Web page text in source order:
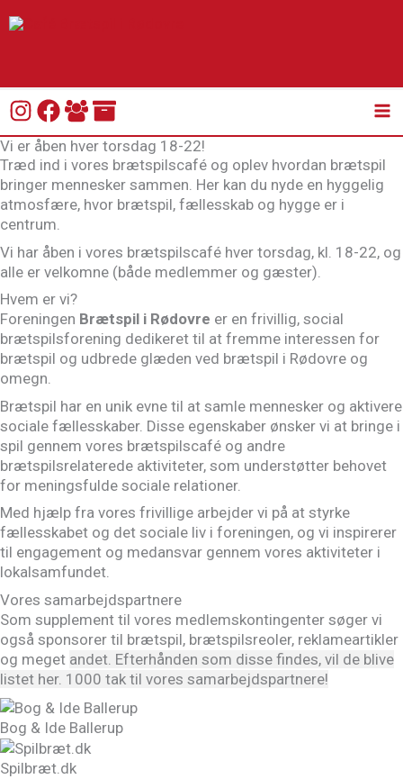
til
Vi er åben hver torsdag 18-22!
Træd ind i vores brætspilscafé og oplev hvordan brætspil
bringer mennesker sammen. Her kan du nyde en hyggelig
atmosfære, hvor brætspil, fællesskab og hygge er i
centrum.
Vi har åben i vores brætspilscafé hver torsdag, kl. 18-22, og
alle er velkomne (både medlemmer og gæster).
Hvem er vi?
Foreningen Brætspil i Rødovre er en frivillig, social
brætspilsforening dedikeret til at fremme interessen for
brætspil og udbrede glæden ved brætspil i Rødovre og
omegn.
Brætspil har en unik evne til at samle mennesker og aktivere
sociale fællesskaber. Disse egenskaber ønsker vi at bringe i
spil gennem vores brætspilscafé og andre
brætspilsrelaterede aktiviteter, som understøtter behovet
for meningsfulde sociale relationer.
Med hjælp fra vores frivillige arbejder vi på at styrke
fællesskabet og det sociale liv i foreningen, og vi inspirerer
til engagement og medansvar gennem vores aktiviteter i
lokalsamfundet.
Vores samarbejdspartnere
Som supplement til vores medlemskontingenter søger vi
også sponsorer til brætspil, brætspilsreoler, reklameartikler
og meget andet . Efterhånden som disse findes, vil de blive
listet her. 1000 tak til vores samarbejdspartnere!
Bog & Ide Ballerup
Spilbræt.dk